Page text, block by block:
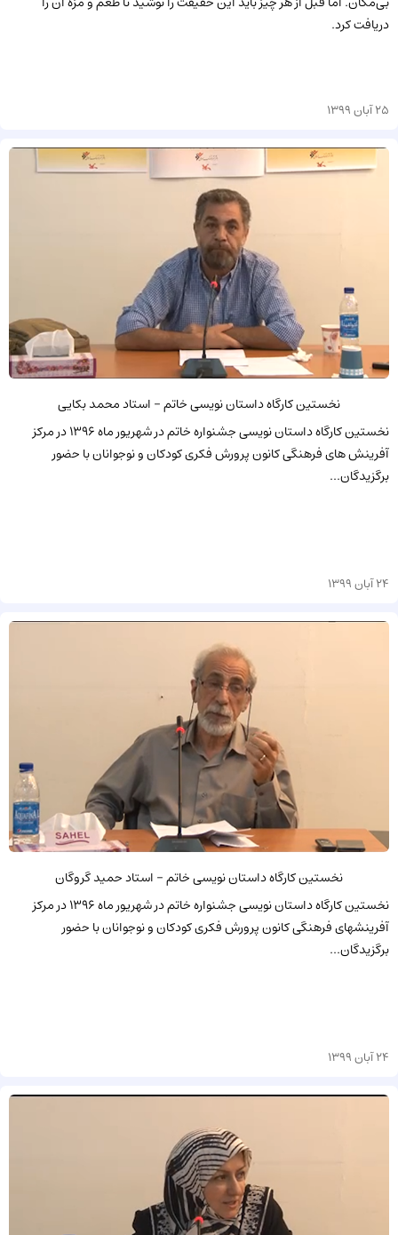
دریافت کرد.
25 آبان 1399
نخستین کارگاه داستان نویسی خاتم - استاد محمد بکایی
نخستین کارگاه داستان نویسی جشنواره خاتم در شهریور ماه 1396 در مرکز
آفرینش های فرهنگی کانون پرورش فکری کودکان و نوجوانان با حضور
برگزیدگان...
24 آبان 1399
نخستین کارگاه داستان نویسی خاتم - استاد حمید گروگان
نخستین کارگاه داستان نویسی جشنواره خاتم در شهریور ماه 1396 در مرکز
آفرینشهای فرهنگی کانون پرورش فکری کودکان و نوجوانان با حضور
برگزیدگان...
24 آبان 1399